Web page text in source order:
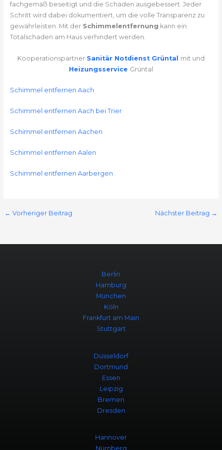
fachgemäß beseitigt und die Schäden ausgebessert. Jeder
Schritt wird dabei dokumentiert, um die volle Transparenz zu
gewährleisten. Mit der Schimmelentfernung kann ein
Totalschaden am Haus verhindert werden.
Kooperationspartner Sanitär Notdienst Grüntal mit und
Heizungsservice Grüntal
Schimmel entfernen Aach
Schimmel entfernen Aach bei Trier
Schimmel entfernen Aachen
Schimmel entfernen Aalen
Schimmel entfernen Aarbergen
← Vorheriger Beitrag Nächster Beitrag →
Berlin
Hamburg
München
Köln
Frankfurt am Main
Stuttgart
Düsseldorf
Dortmund
Essen
Leipzig
Bremen
Dresden
Hannover
Nürnberg